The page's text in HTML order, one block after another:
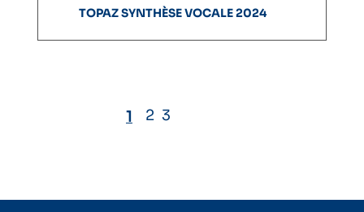
TOPAZ SYNTHÈSE VOCALE 2024
Page
1 2 3